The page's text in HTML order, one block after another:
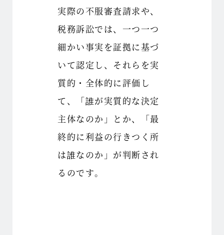
実際の不服審査請求や、
税務訴訟では、一つ一つ
細かい事実を証拠に基づ
いて認定し、それらを実
質的・全体的に評価し
て、「誰が実質的な決定
主体なのか」とか、「最
終的に利益の行きつく所
は誰なのか」が判断され
るのです。